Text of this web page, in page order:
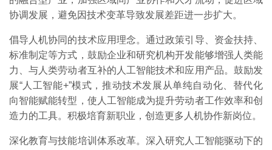
协调发展，避免因技术变革导致发展差距进一步扩大。
倡导人机协同的技术应用理念。通过政策引导、资金扶持、
标准制定等方式，鼓励企业和研究机构开发能够增强人类能
力、与人类劳动者互补的人工智能技术和应用产品。鼓励发
展“人工智能+”模式，推动技术发展从单纯自动化、替代化
向智能赋能转型，使人工智能成为提升劳动者工作效率和创
造力的工具。积极培育新职业，创造更多人机协作新岗位。
深化教育与技能培训体系改革。深入研究人工智能驱动下的